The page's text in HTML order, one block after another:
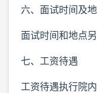
六、面试时间及
面试时间和地点另
七、工资待遇
工资待遇执行院